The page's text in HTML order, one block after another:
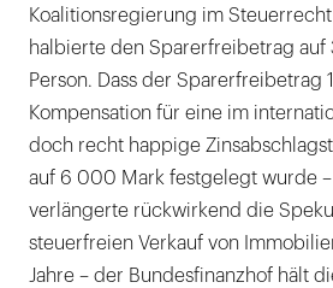
Koalitionsregierung im
halbierte den Sparerfreibetrag
Person. Dass der Sparerfreibetrag
Kompensation für eine im
doch recht happige
auf 6 000 Mark festgelegt wurde –
verlängerte rückwirkend die
steuerfreien Verkauf von
Jahre – der Bundesfinanzhof hält